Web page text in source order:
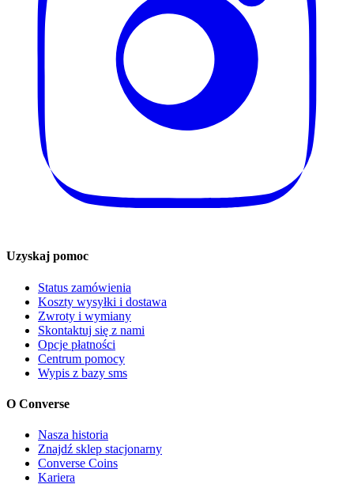
Uzyskaj pomoc
Status zamówienia
Koszty wysyłki i dostawa
Zwroty i wymiany
Skontaktuj się z nami
Opcje płatności
Centrum pomocy
Wypis z bazy sms
O Converse
Nasza historia
Znajdź sklep stacjonarny
Converse Coins
Kariera